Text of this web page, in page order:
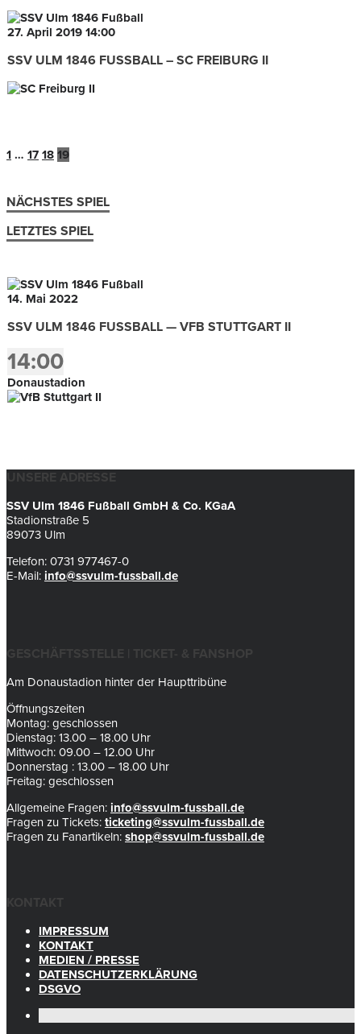
27. April 2019 14:00
SSV ULM 1846 FUSSBALL – SC FREIBURG II
1 … 17 18 19
NÄCHSTES SPIEL
LETZTES SPIEL
14. Mai 2022
SSV ULM 1846 FUSSBALL — VFB STUTTGART II
14:00
Donaustadion
UNSERE ADRESSE
SSV Ulm 1846 Fußball GmbH & Co. KGaA
Stadionstraße 5
89073 Ulm
Telefon: 0731 977467-0
E-Mail: info@ssvulm-fussball.de
GESCHÄFTSSTELLE | TICKET- & FANSHOP
Am Donaustadion hinter der Haupttribüne
Öffnungszeiten
Montag: geschlossen
Dienstag: 13.00 – 18.00 Uhr
Mittwoch: 09.00 – 12.00 Uhr
Donnerstag : 13.00 – 18.00 Uhr
Freitag: geschlossen
Allgemeine Fragen: info@ssvulm-fussball.de
Fragen zu Tickets: ticketing@ssvulm-fussball.de
Fragen zu Fanartikeln: shop@ssvulm-fussball.de
KONTAKT
IMPRESSUM
KONTAKT
MEDIEN / PRESSE
DATENSCHUTZERKLÄRUNG
DSGVO